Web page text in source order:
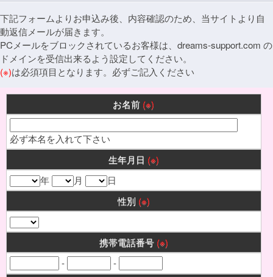
下記フォームよりお申込み後、内容確認のため、当サイトより自
動返信メールが届きます。
PCメールをブロックされているお客様は、dreams-support.com の
ドメインを受信出来るよう設定してください。
(※)は必須項目となります。必ずご記入ください
お名前 (※)
必ず本名を入れて下さい
生年月日 (※)
年
月
日
性別 (※)
携帯電話番号 (※)
-
-